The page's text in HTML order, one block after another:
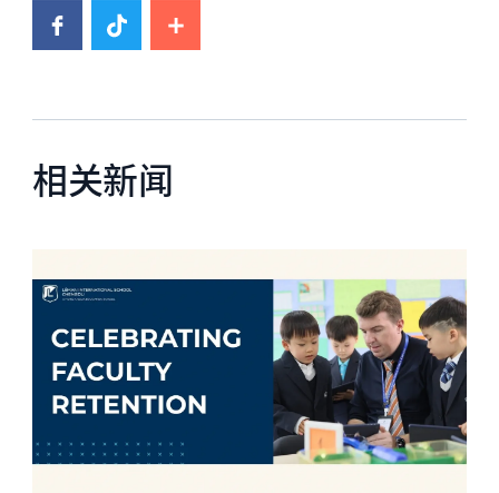
相关新闻